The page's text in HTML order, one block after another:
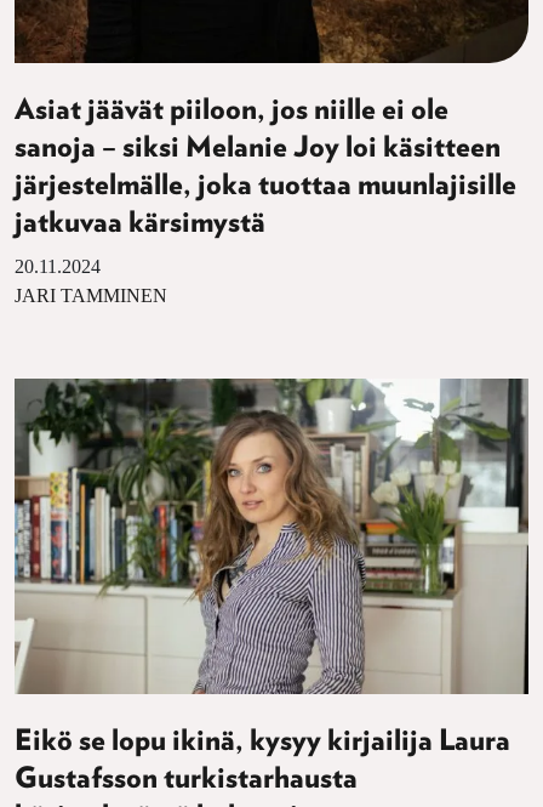
Asiat jäävät piiloon, jos niille ei ole
sanoja – siksi Melanie Joy loi käsitteen
järjestelmälle, joka tuottaa muunlajisille
jatkuvaa kärsimystä
20.11.2024
JARI TAMMINEN
Eikö se lopu ikinä, kysyy kirjailija Laura
Gustafsson turkistarhausta